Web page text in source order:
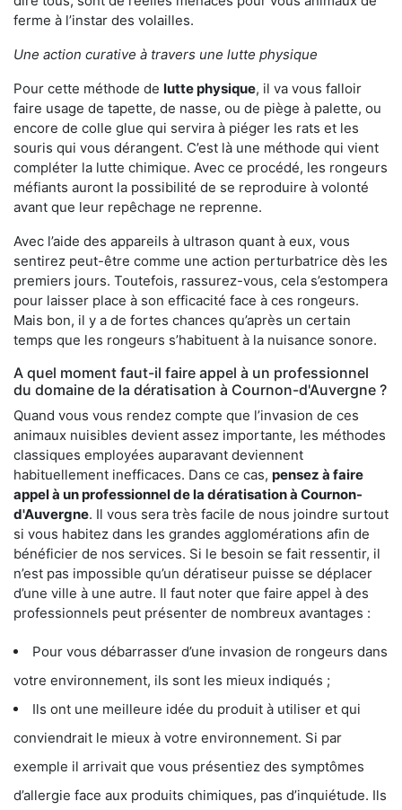
ferme à l’instar des volailles.
Une action curative à travers une lutte physique
Pour cette méthode de lutte physique, il va vous falloir
faire usage de tapette, de nasse, ou de piège à palette, ou
encore de colle glue qui servira à piéger les rats et les
souris qui vous dérangent. C’est là une méthode qui vient
compléter la lutte chimique. Avec ce procédé, les rongeurs
méfiants auront la possibilité de se reproduire à volonté
avant que leur repêchage ne reprenne.
Avec l’aide des appareils à ultrason quant à eux, vous
sentirez peut-être comme une action perturbatrice dès les
premiers jours. Toutefois, rassurez-vous, cela s’estompera
pour laisser place à son efficacité face à ces rongeurs.
Mais bon, il y a de fortes chances qu’après un certain
temps que les rongeurs s’habituent à la nuisance sonore.
A quel moment faut-il faire appel à un professionnel
du domaine de la dératisation à Cournon-d'Auvergne ?
Quand vous vous rendez compte que l’invasion de ces
animaux nuisibles devient assez importante, les méthodes
classiques employées auparavant deviennent
habituellement inefficaces. Dans ce cas, pensez à faire
appel à un professionnel de la dératisation à Cournon-
d'Auvergne. Il vous sera très facile de nous joindre surtout
si vous habitez dans les grandes agglomérations afin de
bénéficier de nos services. Si le besoin se fait ressentir, il
n’est pas impossible qu’un dératiseur puisse se déplacer
d’une ville à une autre. Il faut noter que faire appel à des
professionnels peut présenter de nombreux avantages :
Pour vous débarrasser d’une invasion de rongeurs dans
votre environnement, ils sont les mieux indiqués ;
Ils ont une meilleure idée du produit à utiliser et qui
conviendrait le mieux à votre environnement. Si par
exemple il arrivait que vous présentiez des symptômes
d’allergie face aux produits chimiques, pas d’inquiétude. Ils